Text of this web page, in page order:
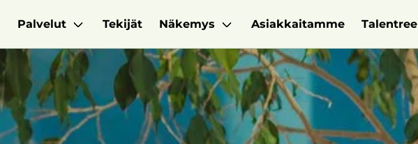
Palvelut Tekijät Näkemys Asiakkaitamme Talentree